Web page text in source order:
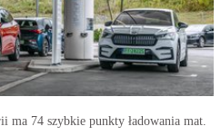
ma 74 szybkie punkty ładowania mat.